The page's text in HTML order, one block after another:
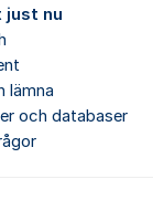
just nu
lämna
och databaser